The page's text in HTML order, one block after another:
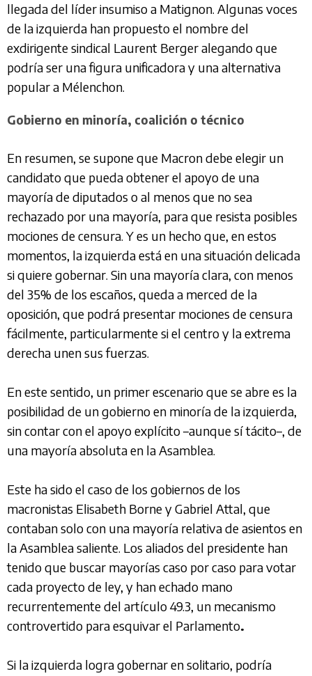
llegada del líder insumiso a Matignon. Algunas voces
de la izquierda han propuesto el nombre del
exdirigente sindical Laurent Berger alegando que
podría ser una figura unificadora y una alternativa
popular a Mélenchon.
Gobierno en minoría, coalición o técnico
En resumen, se supone que Macron debe elegir un
candidato que pueda obtener el apoyo de una
mayoría de diputados o al menos que no sea
rechazado por una mayoría, para que resista posibles
mociones de censura. Y es un hecho que, en estos
momentos, la izquierda está en una situación delicada
si quiere gobernar. Sin una mayoría clara, con menos
del 35% de los escaños, queda a merced de la
oposición, que podrá presentar mociones de censura
fácilmente, particularmente si el centro y la extrema
derecha unen sus fuerzas.
En este sentido, un primer escenario que se abre es la
posibilidad de un gobierno en minoría de la izquierda,
sin contar con el apoyo explícito –aunque sí tácito–, de
una mayoría absoluta en la Asamblea.
Este ha sido el caso de los gobiernos de los
macronistas Elisabeth Borne y Gabriel Attal, que
contaban solo con una mayoría relativa de asientos en
la Asamblea saliente. Los aliados del presidente han
tenido que buscar mayorías caso por caso para votar
cada proyecto de ley, y han echado mano
recurrentemente del artículo 49.3, un mecanismo
controvertido para esquivar el Parlamento.
Si la izquierda logra gobernar en solitario, podría